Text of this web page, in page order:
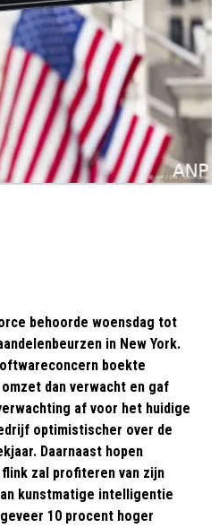
behoorde woensdag tot
in New York.
boekte
dan verwacht en gaf
af voor het huidige
optimistischer over de
Daarnaast hopen
zal profiteren van zijn
kunstmatige intelligentie
10 procent hoger